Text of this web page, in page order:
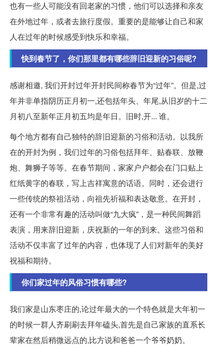
也有一些人可能没有回老家的习惯，他们可以选择和亲友
在外地过年，或者去旅行度假。重要的是能够让自己和家
人在过年的时候感受到快乐和幸福。
快到春节了，你们那里都有哪些辞旧迎新的习俗呢?
感谢相邀, 我们开封过年开封民间称春节为“过年”。但是,过
年并非单指阴历正月初一,还包括年头、年尾,从旧岁的十二
月初八至新年正月初五均是年日。旧时,开... 谁。
每个地方都有自己独特的辞旧迎新的习俗和活动。以我所
在的开封为例，我们过年的习俗包括拜年、贴春联、放鞭
炮、舞狮子等等。在春节期间，家家户户都会在门口贴上
红纸黄字的春联，写上吉祥寓意的话语。同时，还会进行
一些传统的祭祖活动，向祖先祈福和表达敬意。在开封，
还有一个非常有趣的活动叫做“九大疯”，是一种民间舞蹈
表演，用来辞旧迎新，庆祝新的一年的到来。这些习俗和
活动不仅丰富了过年的内容，也体现了人们对新年的美好
祝福和期待。
你们家过年的风俗习惯有哪些?
我们家是山东枣庄的,论过年最大的一个特色就是大年初一
的时候一群人齐刷刷去拜年磕头,首先是自己家族的直系长
辈家在然后稍微远点的,比方说和爸爸一个爷爷奶奶。